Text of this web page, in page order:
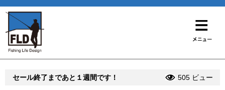
セール終了まであと１週間です！ 505 ビュー